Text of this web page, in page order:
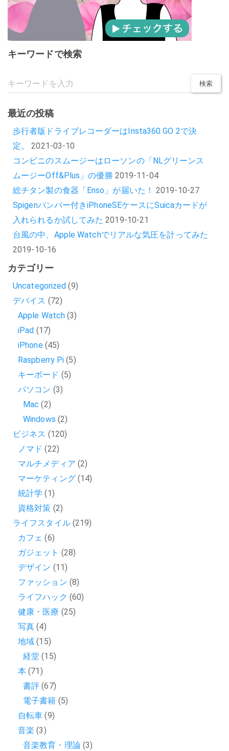
キーワードで検索
最近の投稿
歩行者版ドライブレコーダーはInsta360 GO 2で決
定。
2021-03-10
コンビニのスムージーはローソンの「NLグリーンス
ムージーOff&Plus」の優勝 2019-11-04
総チタン製の食器「Enso」が届いた！ 2019-10-27
Spigenバンパー付きiPhoneSEケースにSuicaカードが
入れられるか試してみた 2019-10-21
台風の中、Apple Watchでリアルな気圧を計ってみた
2019-10-16
カテゴリー
Uncategorized (9)
デバイス (72)
Apple Watch (3)
iPad (17)
iPhone(45)
Raspberry Pi (5)
キーボード (5)
パソコン (3)
Mac (2)
Windows (2)
ビジネス (120)
ノマド (22)
マルチメディア (2)
マーケティング(14)
統計学 (1)
資格対策 (2)
ライフスタイル(219)
カフェ (6)
ガジェット (28)
デザイン (11)
ファッション (8)
ライフハック (60)
健康・医療 (25)
写真 (4)
地域 (15)
経堂 (15)
本 (71)
書評 (67)
電子書籍 (5)
自転車 (9)
音楽 (3)
音楽教育・理論(3)